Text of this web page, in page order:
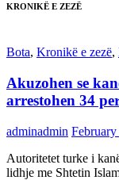
KRONIKË E ZEZË
Bota, Kronikë e zezë,
Akuzohen se
arrestohen 34
adminadmin
Autoritetet turke i
lidhje me Shtetin